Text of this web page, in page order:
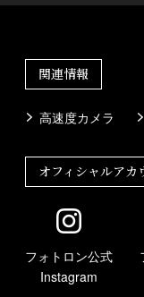
関連情報
高速度カメラ
オフィシャルアカ
フォトロン公式
Instagram